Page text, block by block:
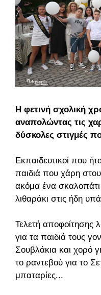
Η φετινή σχολική
αναπολώντας τις
δύσκολες στιγμές
Εκπαιδευτικοί που
παιδιά που χάρη
ακόμα ένα
λιθαράκι στις ήδη
Τελετή αποφοίτησης
για τα παιδιά τους
Σουβλάκια και χορό
το ραντεβού για το
μπαταρίες...